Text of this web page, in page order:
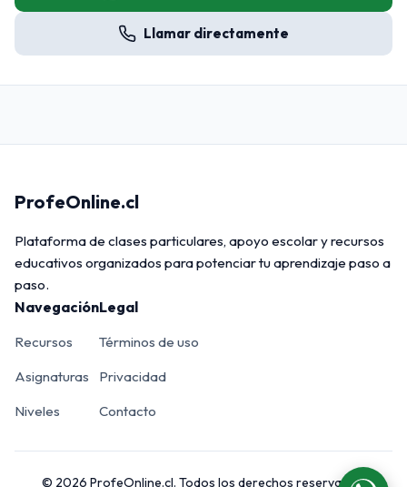
Llamar directamente
ProfeOnline.cl
Plataforma de clases particulares, apoyo escolar y recursos
educativos organizados para potenciar tu aprendizaje paso a
paso.
Navegación
Recursos
Asignaturas
Niveles
Legal
Términos de uso
Privacidad
Contacto
© 2026 ProfeOnline.cl. Todos los derechos reservados.